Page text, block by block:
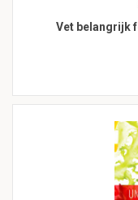
Vet belangrijk